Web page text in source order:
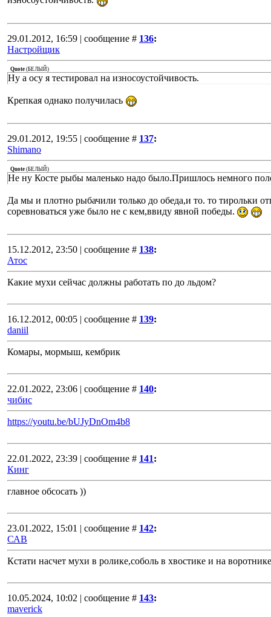
29.01.2012, 16:59 | сообщение # 136:
Настройщик
Quote (БЕЛЫЙ)
Ну а осу я тестировал на износоустойчивость.
Крепкая однако получилась
29.01.2012, 19:55 | сообщение # 137:
Shimano
Quote (БЕЛЫЙ)
Не ну Косте рыбы маленько надо было.Пришлось немного
Да мы и плотно рыбачили только до обеда,и то. то тирольки
соревноваться уже было не с кем,ввиду явной победы.
15.12.2012, 23:50 | сообщение # 138:
Атос
Какие мухи сейчас должны работать по до льдом?
16.12.2012, 00:05 | сообщение # 139:
daniil
Комары, мормыш, кембрик
22.01.2022, 23:06 | сообщение # 140:
чибис
https://youtu.be/bUJyDnOm4b8
22.01.2022, 23:39 | сообщение # 141:
Кинг
главное обсосать ))
23.01.2022, 15:01 | сообщение # 142:
САВ
Кстати насчет мухи в ролике,соболь в хвостике и на
10.05.2024, 10:02 | сообщение # 143:
maverick